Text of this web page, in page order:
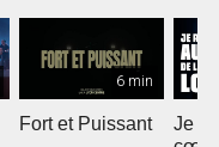
6 min
Fort et Puissant
Je